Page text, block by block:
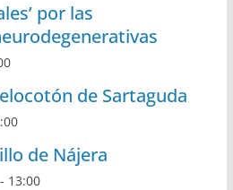
por las
de Sartaguda
de Nájera
13:00